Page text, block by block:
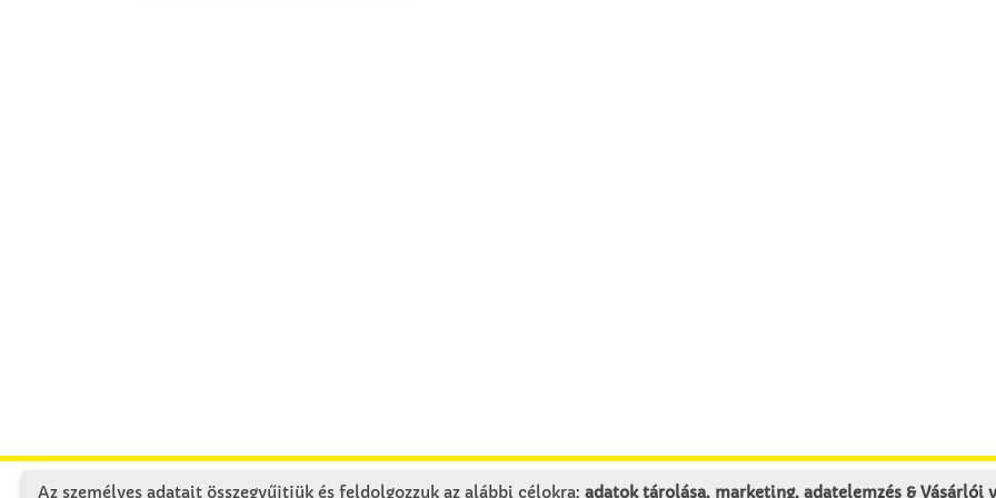
Az személyes adatait összegyűjtjük és feldolgozzuk az alábbi célokra: adatok tárolása, marketing, adatelemzés & Vásárlói